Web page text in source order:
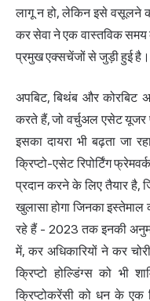
लागू न हो, लेकिन इसे वसूलने
कर सेवा ने एक वास्तविक समय
प्रमुख एक्सचेंजों से जुड़ी हुई है।
अपबिट, बिथंब और कोरबिट
करते हैं, जो वर्चुअल एसेट यूजर
इसका दायरा भी बढ़ता जा
क्रिप्टो-एसेट रिपोर्टिंग
प्रदान करनेके लिए तैयार है,
खुलासा होगा जिनका
रहे हैं - 2023 तक इनकी
में, कर अधिकारियों ने कर
क्रिप्टो होल्डिंग्स को भी
क्रिप्टोकरेंसी को धन के एक